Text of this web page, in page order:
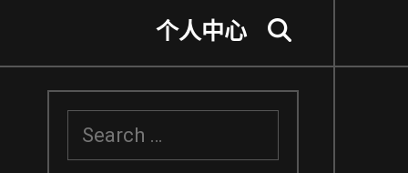
个人中心
a